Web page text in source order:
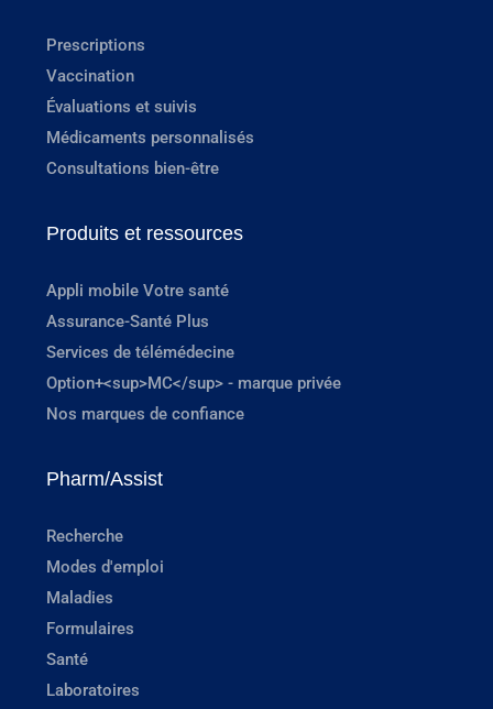
Prescriptions
Vaccination
Évaluations et suivis
Médicaments personnalisés
Consultations bien-être
Produits et ressources
Appli mobile Votre santé
Assurance-Santé Plus
Services de télémédecine
Option+<sup>MC</sup> - marque privée
Nos marques de confiance
Pharm/Assist
Recherche
Modes d'emploi
Maladies
Formulaires
Santé
Laboratoires